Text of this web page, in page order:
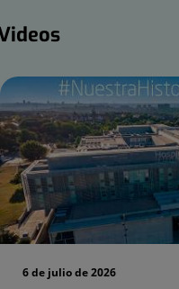
6 de julio de 2026